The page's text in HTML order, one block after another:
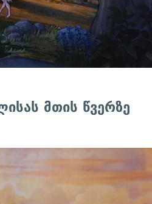
მთის წვერზე